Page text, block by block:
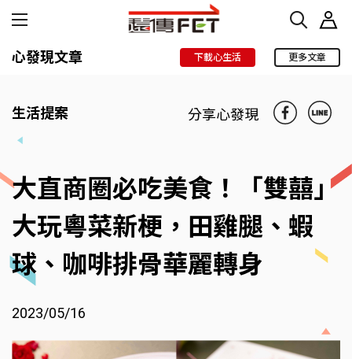
心發現文章 下載心生活 更多文章
生活提案 分享心發現
大直商圈必吃美食！「雙囍」
大玩粵菜新梗，田雞腿、蝦
球、咖啡排骨華麗轉身
2023/05/16